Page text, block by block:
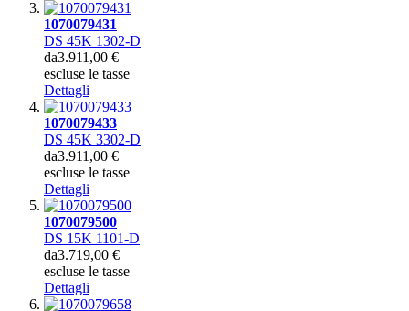
1070079431
DS 45K 1302-D
da3.911,00 €
escluse le tasse
Dettagli
1070079433
DS 45K 3302-D
da3.911,00 €
escluse le tasse
Dettagli
1070079500
DS 15K 1101-D
da3.719,00 €
escluse le tasse
Dettagli